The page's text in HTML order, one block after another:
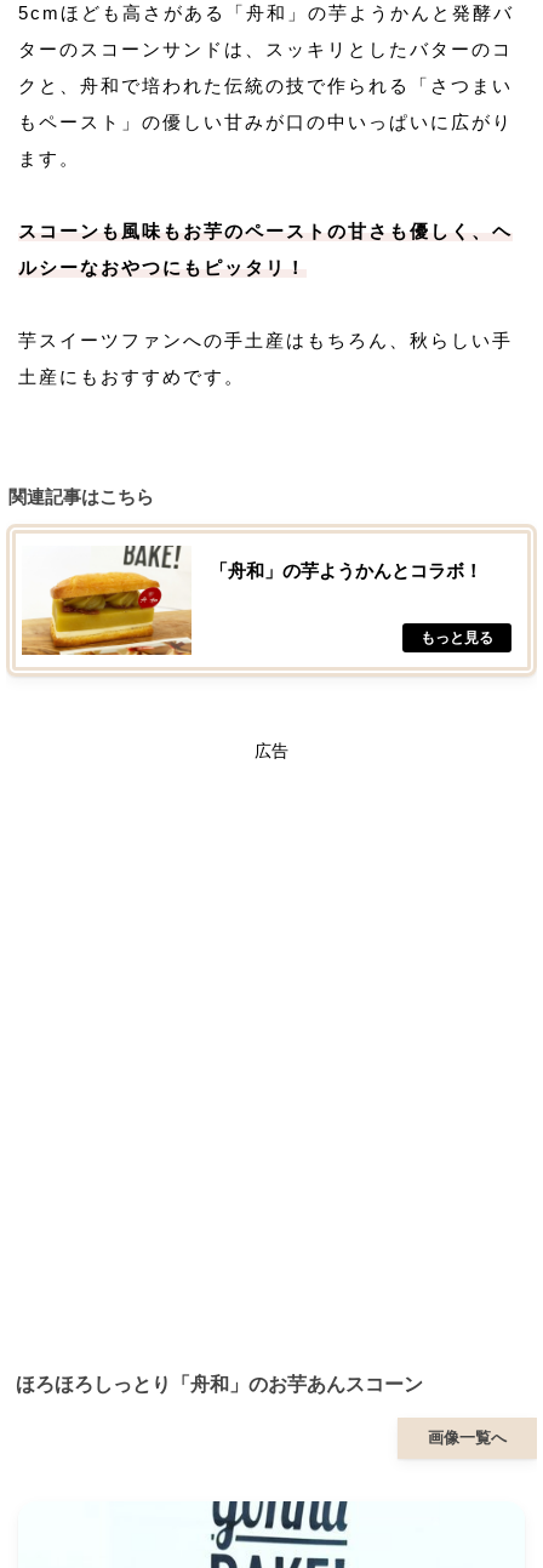
5cmほども高さがある「舟和」の芋ようかんと発酵バ
ターのスコーンサンドは、スッキリとしたバターのコ
クと、舟和で培われた伝統の技で作られる「さつまい
もペースト」の優しい甘みが口の中いっぱいに広がり
ます。
スコーンも風味もお芋のペーストの甘さも優しく、ヘ
ルシーなおやつにもピッタリ！
芋スイーツファンへの手土産はもちろん、秋らしい手
土産にもおすすめです。
関連記事はこちら
「舟和」の芋ようかんとコラボ！
広告
ほろほろしっとり「舟和」のお芋あんスコーン
画像一覧へ